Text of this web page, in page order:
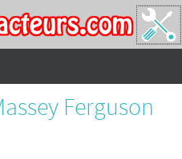
Ferguson